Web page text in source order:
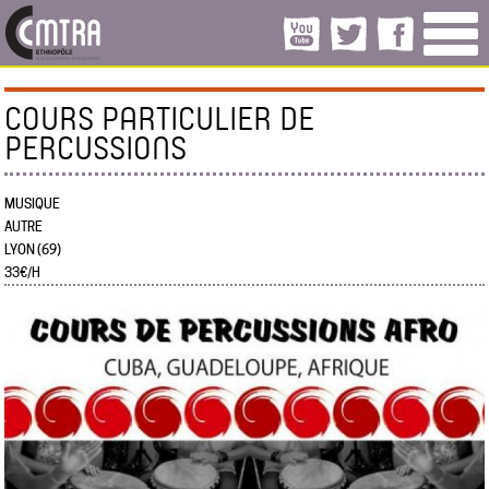
COURS PARTICULIER DE
PERCUSSIONS
MUSIQUE
AUTRE
LYON (69)
33€/H